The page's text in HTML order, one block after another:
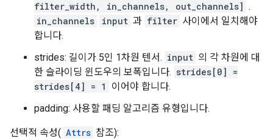
filter_width, in_channels, out_channels] .
in_channels
input 과 filter 사이에서 일치해야
합니다.
strides: 길이가 5인 1차원 텐서. input 의 각 차원에 대
한 슬라이딩 윈도우의 보폭입니다. strides[0] =
strides[4] = 1
이어야 합니다.
padding: 사용할 패딩 알고리즘 유형입니다.
선택적 속성( Attrs 참조):